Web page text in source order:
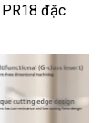
đặc